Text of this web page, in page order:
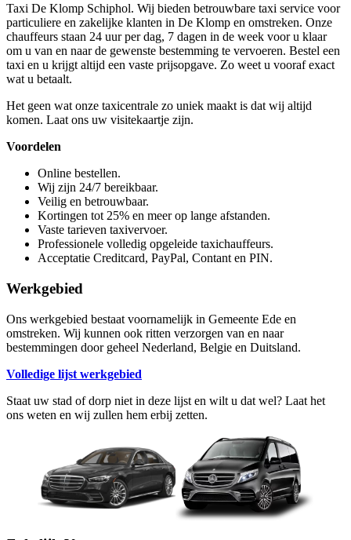
Taxi De Klomp Schiphol. Wij bieden betrouwbare taxi service voor
particuliere en zakelijke klanten in De Klomp en omstreken. Onze
chauffeurs staan 24 uur per dag, 7 dagen in de week voor u klaar
om u van en naar de gewenste bestemming te vervoeren. Bestel een
taxi en u krijgt altijd een vaste prijsopgave. Zo weet u vooraf exact
wat u betaalt.
Het geen wat onze taxicentrale zo uniek maakt is dat wij altijd
komen. Laat ons uw visitekaartje zijn.
Voordelen
Online bestellen.
Wij zijn 24/7 bereikbaar.
Veilig en betrouwbaar.
Kortingen tot 25% en meer op lange afstanden.
Vaste tarieven taxivervoer.
Professionele volledig opgeleide taxichauffeurs.
Acceptatie Creditcard, PayPal, Contant en PIN.
Werkgebied
Ons werkgebied bestaat voornamelijk in Gemeente Ede en
omstreken. Wij kunnen ook ritten verzorgen van en naar
bestemmingen door geheel Nederland, Belgie en Duitsland.
Volledige lijst werkgebied
Staat uw stad of dorp niet in deze lijst en wilt u dat wel? Laat het
ons weten en wij zullen hem erbij zetten.